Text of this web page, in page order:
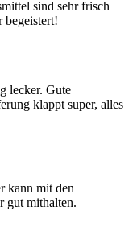
sind sehr frisch
begeistert!
lecker. Gute
klappt super, alles
kann mit den
gut mithalten.